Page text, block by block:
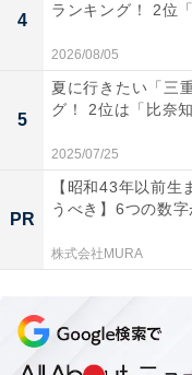
View
4
ランキング！ 2位
2026/08/05
5
夏に行きたい「三
グ！ 2位は「比奈
2025/07/25
PR
【昭和43年以前生
うべき】6つの数
株式会社MURA